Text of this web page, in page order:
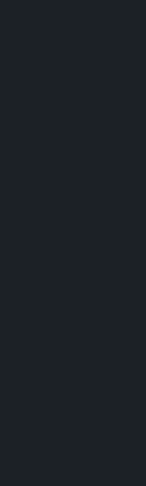
กลิ่นผลไม้
หว่างความหวานและ
รเปิดเผยรสชาติเดิมของ
ะอยู่ในระดับ Light ถึง
อนของรสชาติ